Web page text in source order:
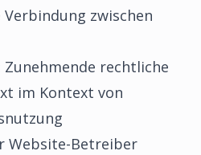
Verbindung zwischen
Zunehmende rechtliche
im Kontext von
Website-Betreiber